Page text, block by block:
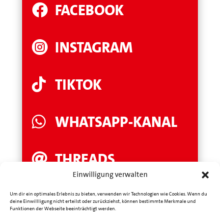
Einwilligung verwalten
Um dir ein optimales Erlebnis zu bieten, verwenden wir Technologien wie Cookies. Wenn du
deine Einwillligung nicht erteilst oder zurückziehst, können bestimmte Merkmale und
Funktionen der Webseite beeinträchtigt werden.
 FACEBOOK
 INSTAGRAM
 TIKTOK
 WHATSAPP-KANAL
 THREADS
 LINKEDIN